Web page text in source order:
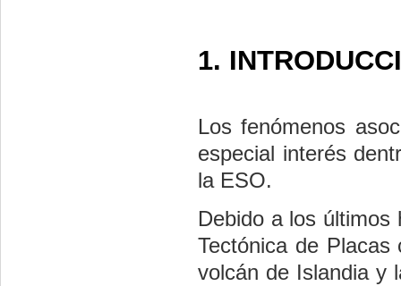
1.
Los fenómenos
especial interés
la ESO.
Debido a los últimos
Tectónica de
volcán de Islandia y